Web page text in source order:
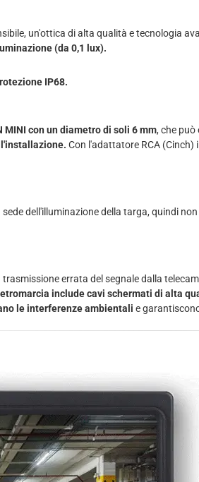
un'ottica di alta qualità e tecnologia
(da 0,1 lux).
IP68.
MINI con un diametro di soli 6 mm, che
Con l'adattatore RCA (Cinch)
dell'illuminazione della targa, quindi
errata del segnale dalla
include cavi schermati di alta
le interferenze ambientali e